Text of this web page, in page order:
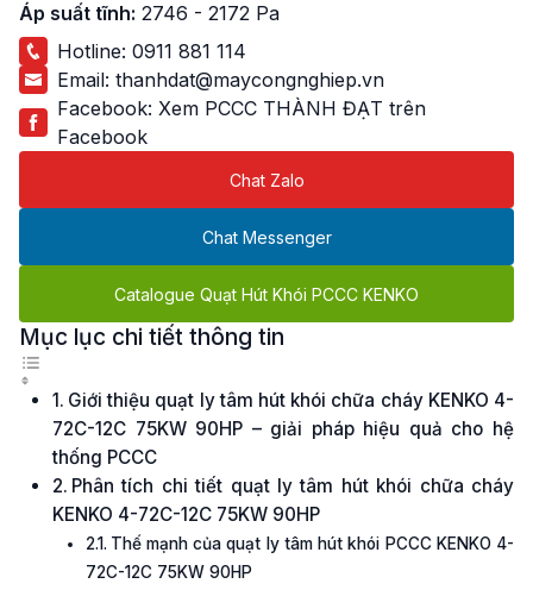
Áp suất tĩnh: 2746 - 2172 Pa
Hotline: 0911 881 114
Email: thanhdat@maycongnghiep.vn
Facebook: Xem PCCC THÀNH ĐẠT trên
Facebook
Chat Zalo
Chat Messenger
Catalogue Quạt Hút Khói PCCC KENKO
Mục lục chi tiết thông tin
Giới thiệu quạt ly tâm hút khói chữa cháy KENKO 4-
72C-12C 75KW 90HP – giải pháp hiệu quả cho hệ
thống PCCC
Phân tích chi tiết quạt ly tâm hút khói chữa cháy
KENKO 4-72C-12C 75KW 90HP
Thế mạnh của quạt ly tâm hút khói PCCC KENKO 4-
72C-12C 75KW 90HP